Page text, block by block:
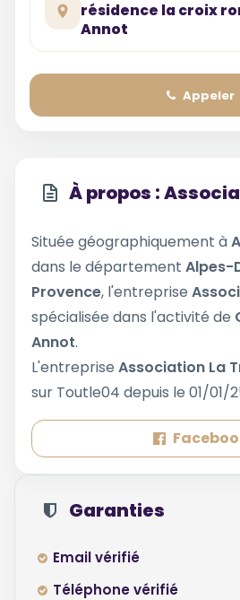
résidence la croix
Annot
Appeler
À propos :
Située géographiquement à
dans le département Alpes-
Provence, l'entreprise
spécialisée dans l'activité de
Annot.
L'entreprise Association La
sur Toutle04 depuis le 01/01/
Garanties
Email vérifié
Téléphone vérifié